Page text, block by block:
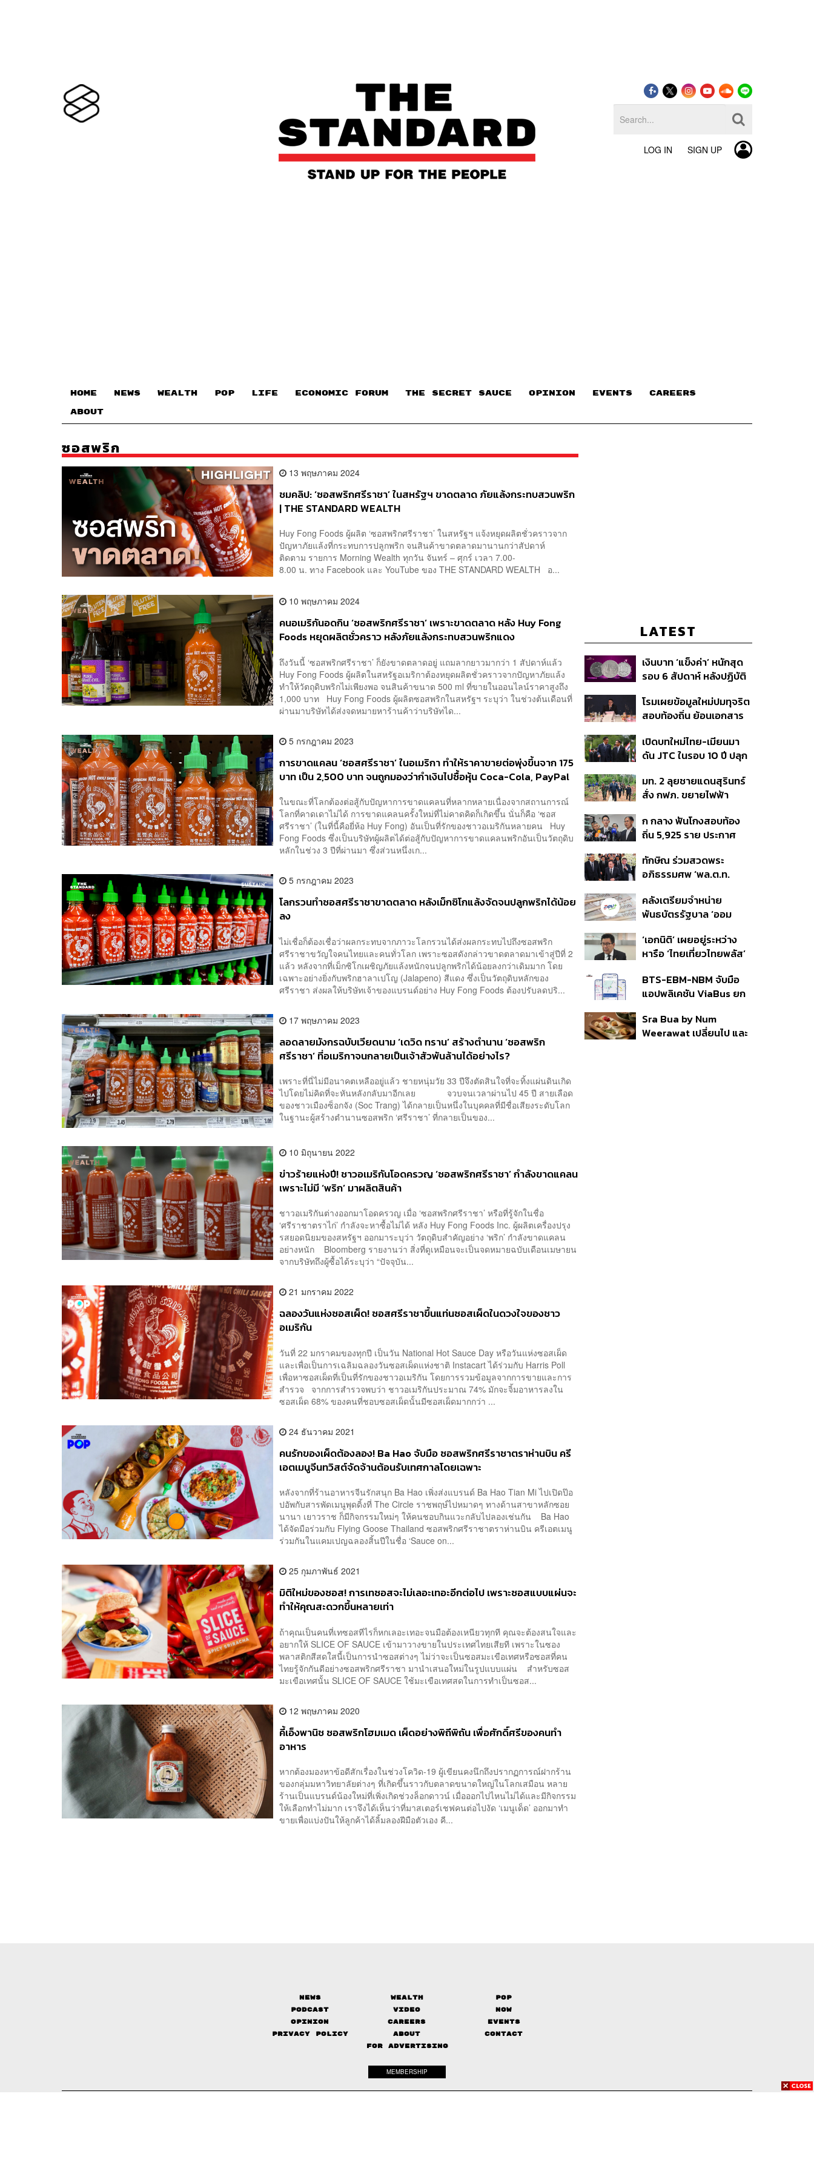
LOG IN SIGN UP
HOME NEWS WEALTH POP LIFE ECONOMIC FORUM THE SECRET SAUCE​ OPINION EVENTS CAREERS
ABOUT
ซอสพริก
13 พฤษภาคม 2024
ชมคลิป: ‘ซอสพริกศรีราชา’ ในสหรัฐฯ ขาดตลาด ภัยแล้งกระทบสวนพริก
| THE STANDARD WEALTH
Huy Fong Foods ผู้ผลิต ‘ซอสพริกศรีราชา’ ในสหรัฐฯ แจ้งหยุดผลิตชั่วคราวจาก
ปัญหาภัยแล้งที่กระทบการปลูกพริก จนสินค้าขาดตลาดมานานกว่าสัปดาห์
ติดตาม รายการ Morning Wealth ทุกวัน จันทร์ – ศุกร์ เวลา 7.00-
8.00 น. ทาง Facebook และ YouTube ของ THE STANDARD WEALTH อ...
10 พฤษภาคม 2024
คนอเมริกันอดกิน ‘ซอสพริกศรีราชา’ เพราะขาดตลาด หลัง Huy Fong
Foods หยุดผลิตชั่วคราว หลังภัยแล้งกระทบสวนพริกแดง
ถึงวันนี้ ‘ซอสพริกศรีราชา’ ก็ยังขาดตลาดอยู่ แถมลากยาวมากว่า 1 สัปดาห์แล้ว
Huy Fong Foods ผู้ผลิตในสหรัฐอเมริกาต้องหยุดผลิตชั่วคราวจากปัญหาภัยแล้ง
ทำให้วัตถุดิบพริกไม่เพียงพอ จนสินค้าขนาด 500 ml ที่ขายในออนไลน์ราคาสูงถึง
1,000 บาท Huy Fong Foods ผู้ผลิตซอสพริกในสหรัฐฯ ระบุว่า ในช่วงต้นเดือนที่
ผ่านมาบริษัทได้ส่งจดหมายหาร้านค้าว่าบริษัทได...
5 กรกฎาคม 2023
การขาดแคลน ‘ซอสศรีราชา’ ในอเมริกา ทำให้ราคาขายต่อพุ่งขึ้นจาก 175
บาท เป็น 2,500 บาท จนถูกมองว่ากำเงินไปซื้อหุ้น Coca-Cola, PayPal
ในขณะที่โลกต้องต่อสู้กับปัญหาการขาดแคลนที่หลากหลายเนื่องจากสถานการณ์
โลกที่คาดเดาไม่ได้ การขาดแคลนครั้งใหม่ที่ไม่คาดคิดก็เกิดขึ้น นั่นก็คือ ‘ซอส
ศรีราชา’ (ในที่นี้คือยี่ห้อ Huy Fong) อันเป็นที่รักของชาวอเมริกันหลายคน Huy
Fong Foods ซึ่งเป็นบริษัทผู้ผลิตได้ต่อสู้กับปัญหาการขาดแคลนพริกอันเป็นวัตถุดิบ
หลักในช่วง 3 ปีที่ผ่านมา ซึ่งส่วนหนึ่งเก...
5 กรกฎาคม 2023
โลกรวนทำซอสศรีราชาขาดตลาด หลังเม็กซิโกแล้งจัดจนปลูกพริกได้น้อย
ลง
ไม่เชื่อก็ต้องเชื่อว่าผลกระทบจากภาวะโลกรวนได้ส่งผลกระทบไปถึงซอสพริก
ศรีราชาขวัญใจคนไทยและคนทั่วโลก เพราะซอสดังกล่าวขาดตลาดมาเข้าสู่ปีที่ 2
แล้ว หลังจากที่เม็กซิโกเผชิญภัยแล้งหนักจนปลูกพริกได้น้อยลงกว่าเดิมมาก โดย
เฉพาะอย่างยิ่งกับพริกฮาลาเปโญ (Jalapeno) สีแดง ซึ่งเป็นวัตถุดิบหลักของ
ศรีราชา ส่งผลให้บริษัทเจ้าของแบรนด์อย่าง Huy Fong Foods ต้องปรับลดปริ...
17 พฤษภาคม 2023
ลอดลายมังกรฉบับเวียดนาม ‘เดวิด ทราน’ สร้างตำนาน ‘ซอสพริก
ศรีราชา’ ที่อเมริกาจนกลายเป็นเจ้าสัวพันล้านได้อย่างไร?
เพราะที่นี่ไม่มีอนาคตเหลืออยู่แล้ว ชายหนุ่มวัย 33 ปีจึงตัดสินใจที่จะทิ้งแผ่นดินเกิด
ไปโดยไม่คิดที่จะหันหลังกลับมาอีกเลย จวบจนเวลาผ่านไป 45 ปี สายเลือด
ของชาวเมืองซ็อกจัง (Soc Trang) ได้กลายเป็นหนึ่งในบุคคลที่มีชื่อเสียงระดับโลก
ในฐานะผู้สร้างตำนานซอสพริก ‘ศรีราชา’ ที่กลายเป็นของ...
10 มิถุนายน 2022
ข่าวร้ายแห่งปี! ชาวอเมริกันโอดครวญ ‘ซอสพริกศรีราชา’ กำลังขาดแคลน
เพราะไม่มี ‘พริก’ มาผลิตสินค้า
ชาวอเมริกันต่างออกมาโอดครวญ เมื่อ ‘ซอสพริกศรีราชา’ หรือที่รู้จักในชื่อ
‘ศรีราชาตราไก่’ กำลังจะหาซื้อไม่ได้ หลัง Huy Fong Foods Inc. ผู้ผลิตเครื่องปรุง
รสยอดนิยมของสหรัฐฯ ออกมาระบุว่า วัตถุดิบสำคัญอย่าง ‘พริก’ กำลังขาดแคลน
อย่างหนัก Bloomberg รายงานว่า สิ่งที่ดูเหมือนจะเป็นจดหมายฉบับเดือนเมษายน
จากบริษัทถึงผู้ซื้อได้ระบุว่า “ปัจจุบัน...
21 มกราคม 2022
ฉลองวันแห่งซอสเผ็ด! ซอสศรีราชาขึ้นแท่นซอสเผ็ดในดวงใจของชาว
อเมริกัน
วันที่ 22 มกราคมของทุกปี เป็นวัน National Hot Sauce Day หรือวันแห่งซอสเผ็ด
และเพื่อเป็นการเฉลิมฉลองวันซอสเผ็ดแห่งชาติ Instacart ได้ร่วมกับ Harris Poll
เพื่อหาซอสเผ็ดที่เป็นที่รักของชาวอเมริกัน โดยการรวมข้อมูลจากการขายและการ
สำรวจ จากการสำรวจพบว่า ชาวอเมริกันประมาณ 74% มักจะจิ้มอาหารลงใน
ซอสเผ็ด 68% ของคนที่ชอบซอสเผ็ดนั้นมีซอสเผ็ดมากกว่า ...
24 ธันวาคม 2021
คนรักของเผ็ดต้องลอง! Ba Hao จับมือ ซอสพริกศรีราชาตราห่านบิน ครี
เอตเมนูจีนทวิสต์จัดจ้านต้อนรับเทศกาลโดยเฉพาะ
หลังจากที่ร้านอาหารจีนรักสนุก Ba Hao เพิ่งส่งแบรนด์ Ba Hao Tian Mi ไปเปิดป๊อ
ปอัพกับสารพัดเมนูพุดดิ้งที่ The Circle ราชพฤษ์ไปหมาดๆ ทางด้านสาขาหลักซอย
นานา เยาวราช ก็มีกิจกรรมใหม่ๆ ให้คนชอบกินแวะกลับไปลองเช่นกัน Ba Hao
ได้จัดมือร่วมกับ Flying Goose Thailand ซอสพริกศรีราชาตราห่านบิน ครีเอตเมนู
ร่วมกันในแคมเปญฉลองสิ้นปีในชื่อ ‘Sauce on...
25 กุมภาพันธ์ 2021
มิติใหม่ของซอส! การเทซอสจะไม่เลอะเทอะอีกต่อไป เพราะซอสแบบแผ่นจะ
ทำให้คุณสะดวกขึ้นหลายเท่า
ถ้าคุณเป็นคนที่เทซอสทีไรก็หกเลอะเทอะจนมือต้องเหนียวทุกที คุณจะต้องสนใจและ
อยากให้ SLICE OF SAUCE เข้ามาวางขายในประเทศไทยเสียที เพราะในซอง
พลาสติกสีสดใสนี้เป็นการนำซอสต่างๆ ไม่ว่าจะเป็นซอสมะเขือเทศหรือซอสที่คน
ไทยรู้จักกันดีอย่างซอสพริกศรีราชา มานำเสนอใหม่ในรูปแบบแผ่น สำหรับซอส
มะเขือเทศนั้น SLICE OF SAUCE ใช้มะเขือเทศสดในการทำเป็นซอส...
12 พฤษภาคม 2020
คี้เอ็งพานิช ซอสพริกโฮมเมด เผ็ดอย่างพิถีพิถัน เพื่อศักดิ์ศรีของคนทำ
อาหาร
หากต้องมองหาข้อดีสักเรื่องในช่วงโควิด-19 ผู้เขียนคงนึกถึงปรากฏการณ์ฝากร้าน
ของกลุ่มมหาวิทยาลัยต่างๆ ที่เกิดขึ้นราวกับตลาดขนาดใหญ่ในโลกเสมือน หลาย
ร้านเป็นแบรนด์น้องใหม่ที่เพิ่งเกิดช่วงล็อกดาวน์ เมื่อออกไปไหนไม่ได้และมีกิจกรรม
ให้เลือกทำไม่มาก เราจึงได้เห็นว่าที่มาสเตอร์เชฟคนต่อไปงัด ‘เมนูเด็ด’ ออกมาทำ
ขายเพื่อแบ่งปันให้ลูกค้าได้ลิ้มลองฝีมือตัวเอง คี...
LATEST
เงินบาท ‘แข็งค่า’ หนักสุด
รอบ 6 สัปดาห์ หลังปฏิบัติ
สหรัฐฯ-ญี่ปุ่น Standard
Chartered เปิดเป้าสิ้นปีนี้
ต่อดอลลาร์
โรมเผยข้อมูลใหม่ปมทุจริต
สอบท้องถิ่น ย้อนเอกสาร
อนุทิน จ่อสอบต่อเอี่ยว
ตัดตอน ม.บูรพา หรือไม่
เปิดบทใหม่ไทย-เมียนมา
ดัน JTC ในรอบ 10 ปี ปลุก
ชายแดน ท่าเรือน้ำลึก
ทวาย
มท. 2 ลุยชายแดนสุรินทร์
สั่ง กฟภ. ขยายไฟฟ้า
350’ เสริมความมั่นคง
ชายแดน
ก กลาง ฟันโกงสอบท้อง
ถิ่น 5,925 ราย ประกาศ
ราย รอ ป.ป.ช. ขีดเส้นแล้ว
เสร็จ 31 ส.ค.
ทักษิณ ร่วมสวดพระ
อภิธรรมศพ ‘พล.ต.ท.
สิน’ สิริอายุ 103 ปี แกนนำ
เพื่อไทย-บุคคลหลาก
คลังเตรียมจำหน่าย
พันธบัตรรัฐบาล ‘ออม
ก.ย.นี้ อาจเพิ่มสัดส่วนการ
ขายแบบ Small Lot First
‘เอกนิติ’ เผยอยู่ระหว่าง
หารือ ‘ไทยเที่ยวไทยพลัส’
แสนล้าน มั่นใจงบต่อ ‘ไทย
ช่วยไทย พลัส’ เฟส 2 มี
BTS-EBM-NBM จับมือ
แอปพลิเคชัน ViaBus ยก
รถไฟฟ้า 3 สายแบบเรียล
ไทม์
Sra Bua by Num
Weerawat เปลี่ยนไป และ
News Wealth
Pop
Podcast
Video
Now
Opinion
Careers
Events
Privacy Policy
About
Contact
FOR ADVERTISING
MEMBERSHIP